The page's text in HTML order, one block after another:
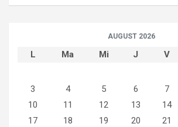
AUGUST 2026
L Ma Mi J V
3
4 5 6 7
10
11 12 13 14
17
18 19 20 21